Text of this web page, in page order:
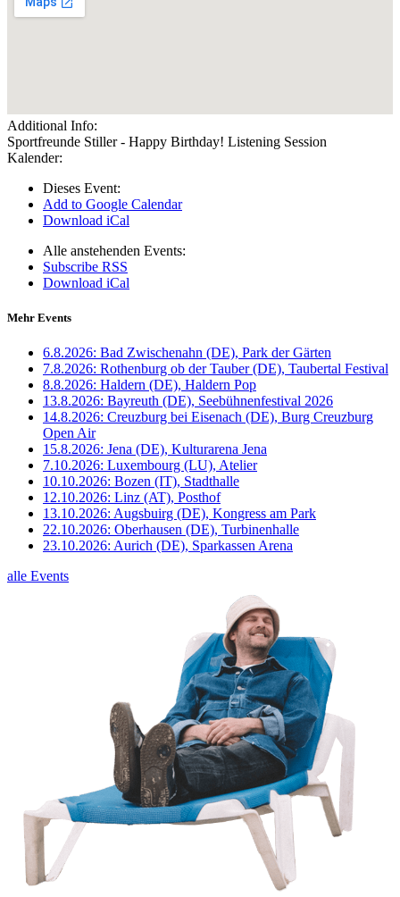
Additional Info:
Sportfreunde Stiller - Happy Birthday! Listening Session
Kalender:
Dieses Event:
Add to Google Calendar
Download iCal
Alle anstehenden Events:
Subscribe RSS
Download iCal
Mehr Events
6.8.2026: Bad Zwischenahn (DE), Park der Gärten
7.8.2026: Rothenburg ob der Tauber (DE), Taubertal Festival
8.8.2026: Haldern (DE), Haldern Pop
13.8.2026: Bayreuth (DE), Seebühnenfestival 2026
14.8.2026: Creuzburg bei Eisenach (DE), Burg Creuzburg
Open Air
15.8.2026: Jena (DE), Kulturarena Jena
7.10.2026: Luxembourg (LU), Atelier
10.10.2026: Bozen (IT), Stadthalle
12.10.2026: Linz (AT), Posthof
13.10.2026: Augsbuirg (DE), Kongress am Park
22.10.2026: Oberhausen (DE), Turbinenhalle
23.10.2026: Aurich (DE), Sparkassen Arena
alle Events